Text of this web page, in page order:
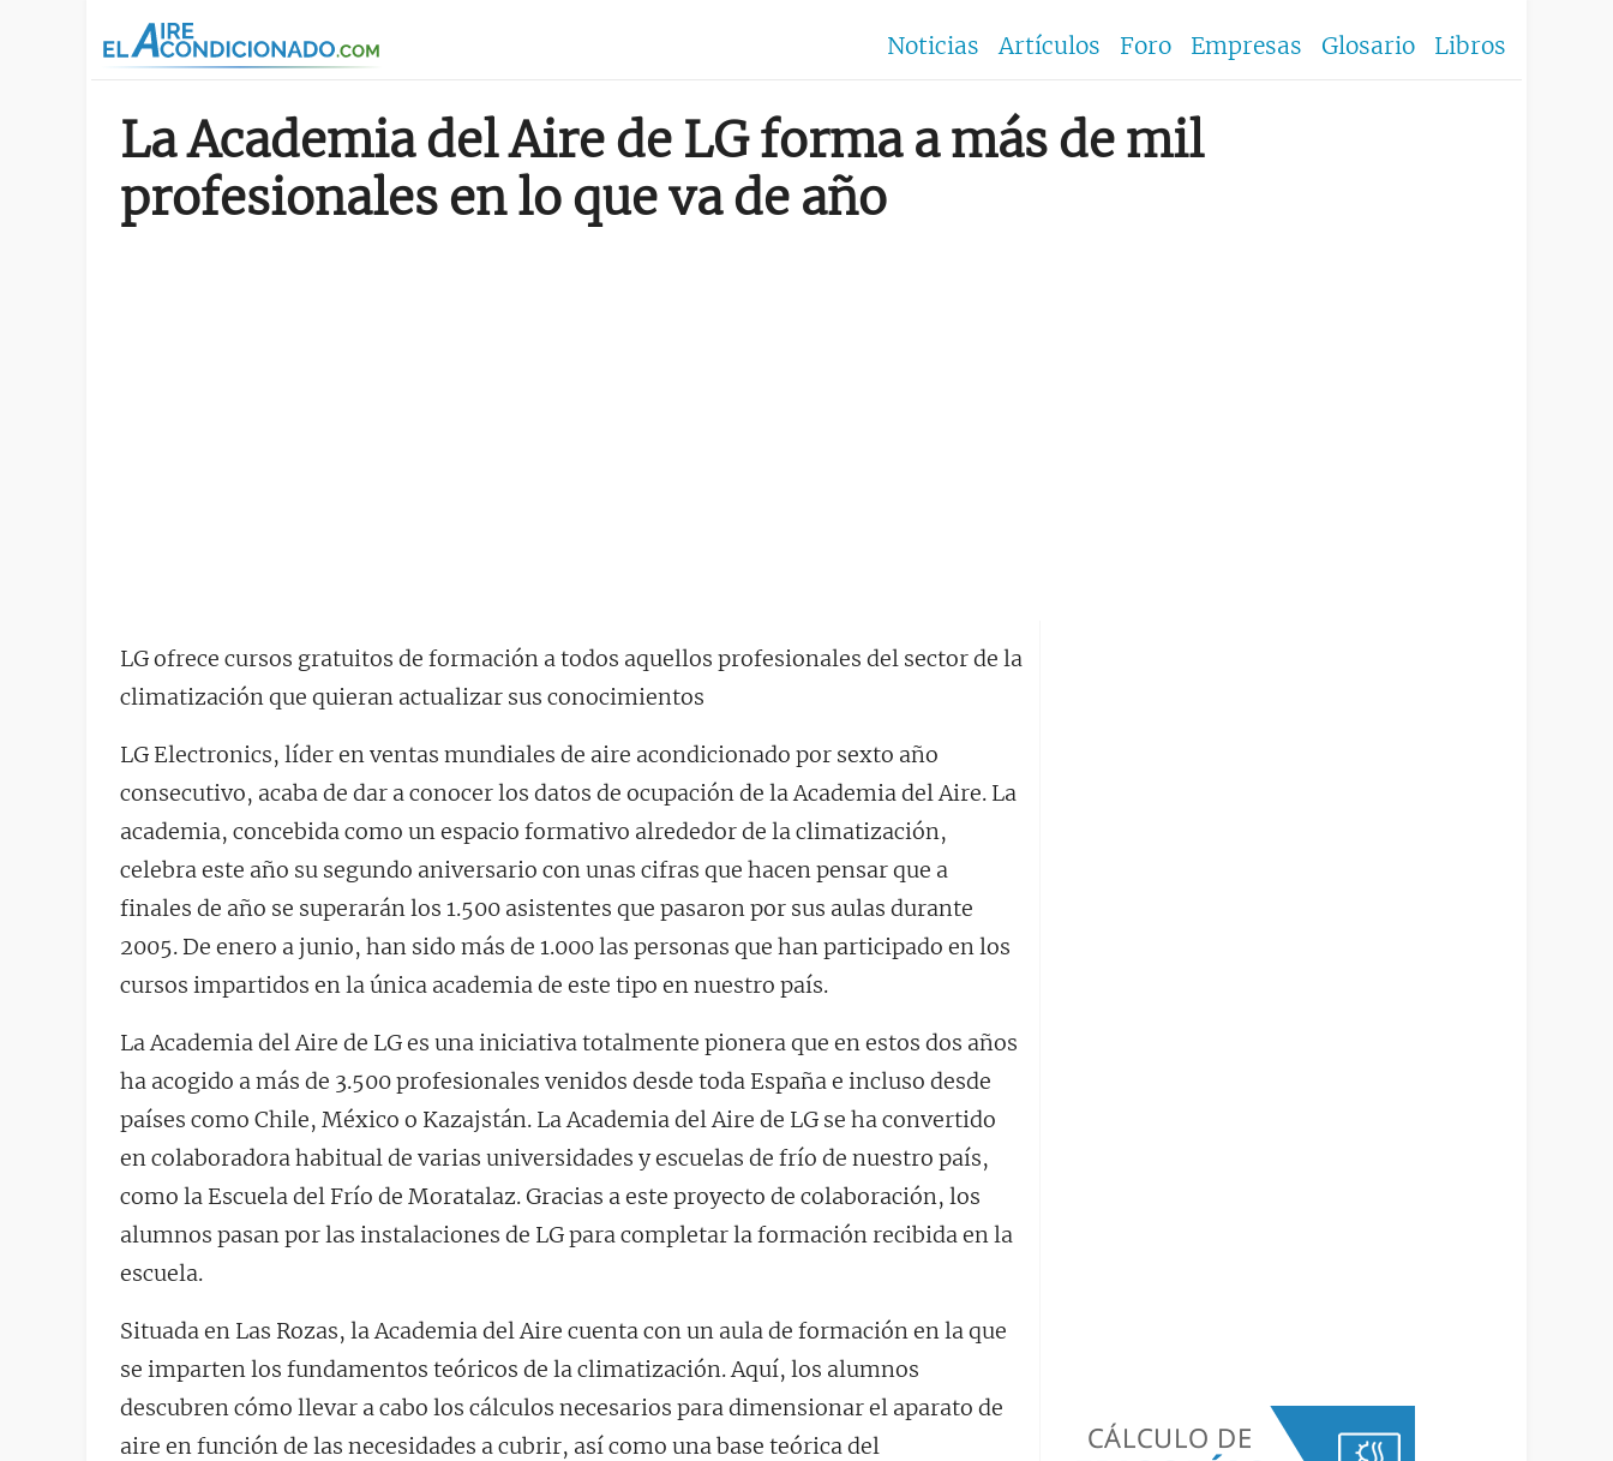
Noticias Artículos Foro Empresas Glosario Libros
La Academia del Aire de LG forma a más de mil
profesionales en lo que va de año
LG ofrece cursos gratuitos de formación a todos aquellos profesionales del sector de la
climatización que quieran actualizar sus conocimientos
LG Electronics, líder en ventas mundiales de aire acondicionado por sexto año
consecutivo, acaba de dar a conocer los datos de ocupación de la Academia del Aire. La
academia, concebida como un espacio formativo alrededor de la climatización,
celebra este año su segundo aniversario con unas cifras que hacen pensar que a
finales de año se superarán los 1.500 asistentes que pasaron por sus aulas durante
2005. De enero a junio, han sido más de 1.000 las personas que han participado en los
cursos impartidos en la única academia de este tipo en nuestro país.
La Academia del Aire de LG es una iniciativa totalmente pionera que en estos dos años
ha acogido a más de 3.500 profesionales venidos desde toda España e incluso desde
países como Chile, México o Kazajstán. La Academia del Aire de LG se ha convertido
en colaboradora habitual de varias universidades y escuelas de frío de nuestro país,
como la Escuela del Frío de Moratalaz. Gracias a este proyecto de colaboración, los
alumnos pasan por las instalaciones de LG para completar la formación recibida en la
escuela.
Situada en Las Rozas, la Academia del Aire cuenta con un aula de formación en la que
se imparten los fundamentos teóricos de la climatización. Aquí, los alumnos
descubren cómo llevar a cabo los cálculos necesarios para dimensionar el aparato de
aire en función de las necesidades a cubrir, así como una base teórica del